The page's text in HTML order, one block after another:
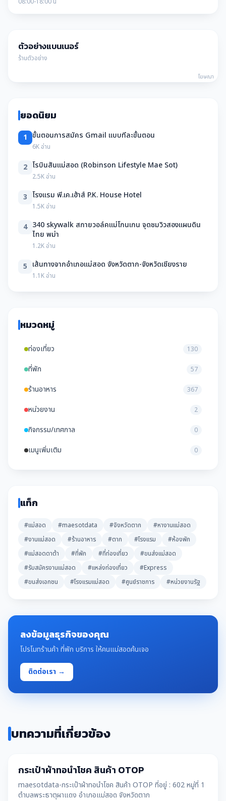
ตัวอย่างแบนเนอร์
ร้านตัวอย่าง
โฆษณา
ยอดนิยม
1 ขั้นตอนการสมัคร Gmail แบบทีละขั้นตอน
6K อ่าน
2 โรบินสันแม่สอด (Robinson Lifestyle Mae Sot)
2.5K อ่าน
3 โรงแรม พี.เค.เฮ้าส์ P.K. House Hotel
1.5K อ่าน
4 340 skywalk สกายวอล์คแม่โกนเกน จุดชมวิวสองแผนดิน
ไทย พม่า
1.2K อ่าน
5 เส้นทางจากอำเภอแม่สอด จังหวัดตาก-จังหวัดเชียงราย
1.1K อ่าน
หมวดหมู่
ท่องเที่ยว 130
ที่พัก 57
ร้านอาหาร 367
หน่วยงาน 2
กิจกรรม/เทศกาล 0
เมนูเพิ่มเติม 0
แท็ก
#แม่สอด #maesotdata #จังหวัดตาก
#หางานแม่สอด
#งานแม่สอด
#ร้านอาหาร #ตาก #โรงแรม
#ห้องพัก
#แม่สอดดาต้า
#ที่พัก #ที่ท่องเที่ยว
#ขนส่งแม่สอด
#รับสมัครงานแม่สอด
#แหล่งท่องเที่ยว
#Express
#ขนส่งเอกชน
#โรงแรมแม่สอด #ศูนย์ราชการ #หน่วยงานรัฐ
ลงข้อมูลธุรกิจของคุณ
โปรโมทร้านค้า ที่พัก บริการ ให้คนแม่สอดค้นเจอ
ติดต่อเรา →
บทความที่เกี่ยวข้อง
สินค้า OTOP
กระเป๋าผ้าทอนำโชค สินค้า OTOP
maesotdata-กระเป๋าผ้าทอนำโชค สินค้า OTOP ที่อยู่ : 602 หมู่ที่ 1
ตำบลพระธาตุผาแดง อำเภอแม่สอด จังหวัดตาก